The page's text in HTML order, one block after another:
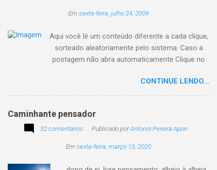
Em sexta-feira, julho 24, 2009
Aqui você lê um conteúdo diferente a cada clique,
sorteado aleatoriamente pelo sistema. Caso a
postagem não abra automaticamente Clique no
CONTINUE LENDO...
Caminhante pensador
32 comentários Publicado porAntonio Pereira Apon
Em sexta-feira, março 13, 2020